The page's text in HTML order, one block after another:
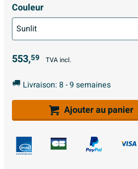
Couleur
553,59 TVA incl.
Livraison: 8 - 9 semaines
Ajouter au panier